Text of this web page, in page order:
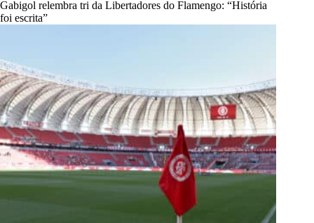
Gabigol relembra tri da Libertadores do Flamengo: “História
foi escrita”